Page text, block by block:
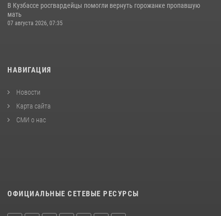
В Кузбассе росгвардейцы помогли вернуть горожанке пропавшую
мать
07 августа 2026, 07:35
НАВИГАЦИЯ
Новости
Карта сайта
СМИ о нас
ОФИЦИАЛЬНЫЕ СЕТЕВЫЕ РЕСУРСЫ